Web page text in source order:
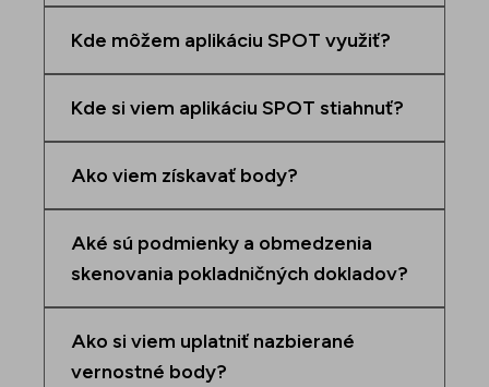
Kde môžem aplikáciu SPOT využiť?
Kde si viem aplikáciu SPOT stiahnuť?
Ako viem získavať body?
Aké sú podmienky a obmedzenia
skenovania pokladničných dokladov?
Ako si viem uplatniť nazbierané
vernostné body?